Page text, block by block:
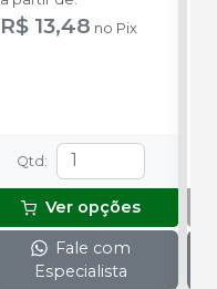
R$ 13,48 no Pix
Qtd :
Ver opções
Fale com
Especialista